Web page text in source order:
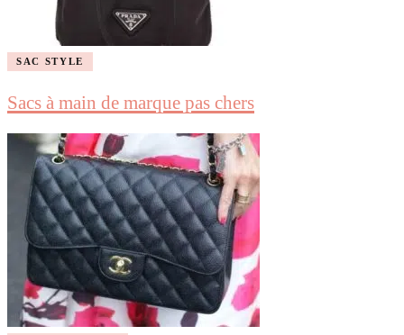
SAC STYLE
Sacs à main de marque pas chers